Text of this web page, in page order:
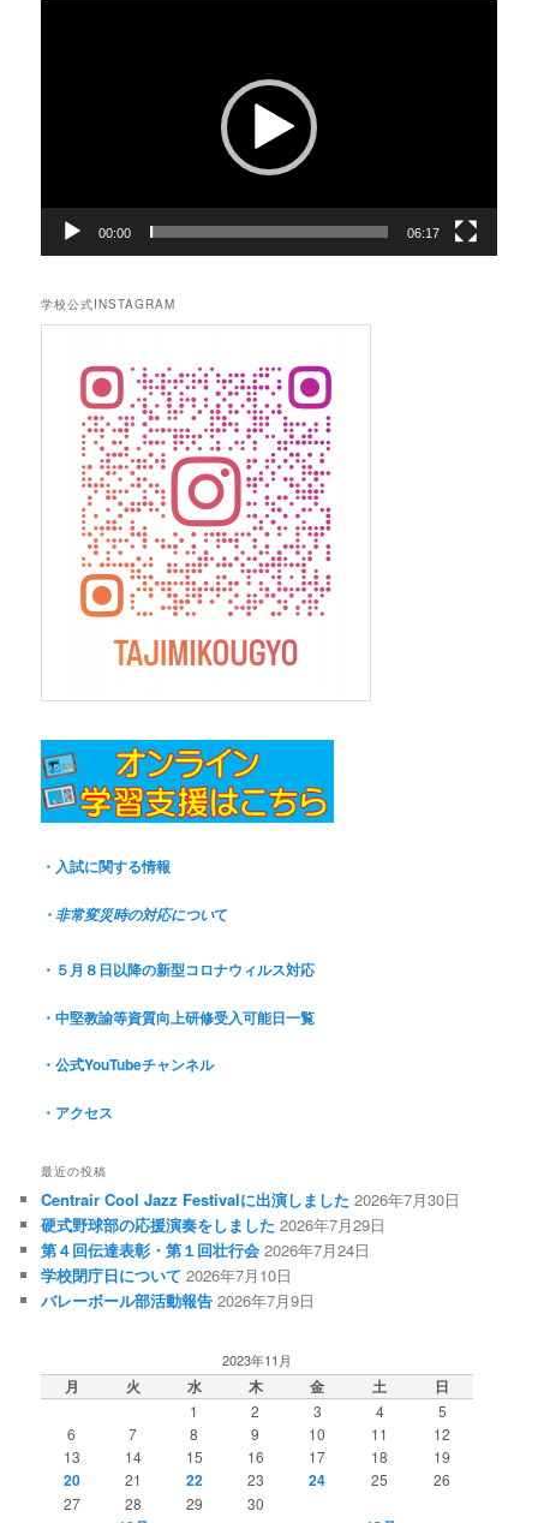
00:00 06:17
学校公式INSTAGRAM
・入試に関する情報
・非常変災時の対応について
・５月８日以降の新型コロナウィルス対応
・中堅教諭等資質向上研修受入可能日一覧
・公式YouTubeチャンネル
・アクセス
最近の投稿
Centrair Cool Jazz Festivalに出演しました 2026年7月30日
硬式野球部の応援演奏をしました 2026年7月29日
第４回伝達表彰・第１回壮行会 2026年7月24日
学校閉庁日について 2026年7月10日
バレーボール部活動報告 2026年7月9日
2023年11月
月 火 水 木 金 土 日
1 2 3 4
5
6
7 8 9 10 11
12
13
14 15 16 17 18 19
20 21 22 23 24 25
26
27
28 29 30